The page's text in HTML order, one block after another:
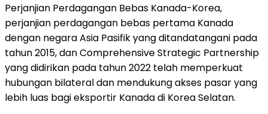
Perjanjian Perdagangan Bebas Kanada-Korea,
perjanjian perdagangan bebas pertama Kanada
dengan negara Asia Pasifik yang ditandatangani pada
tahun 2015, dan Comprehensive Strategic Partnership
yang didirikan pada tahun 2022 telah memperkuat
hubungan bilateral dan mendukung akses pasar yang
lebih luas bagi eksportir Kanada di Korea Selatan.